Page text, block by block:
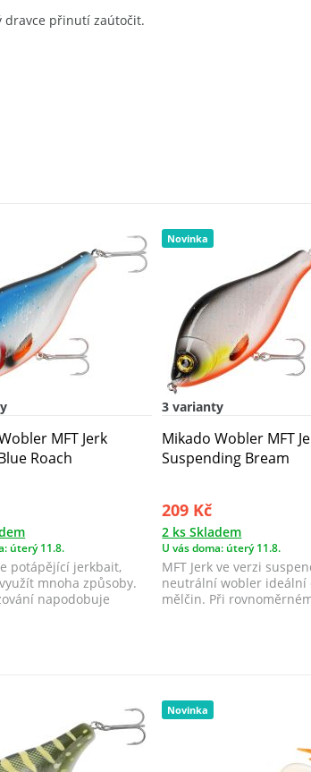
dravce přinutí zaútočit.
MFT Jerk
Roach
úterý 11.8.
potápějící jerkbait,
mnoha způsoby.
napodobuje
Novinka
3 varianty
Mikado Wobler MFT
Suspending Bream
209 Kč
2 ks Skladem
U vás doma: úterý 11.8.
MFT Jerk ve verzi
neutrální wobler ideální
mělčin. Při
Novinka